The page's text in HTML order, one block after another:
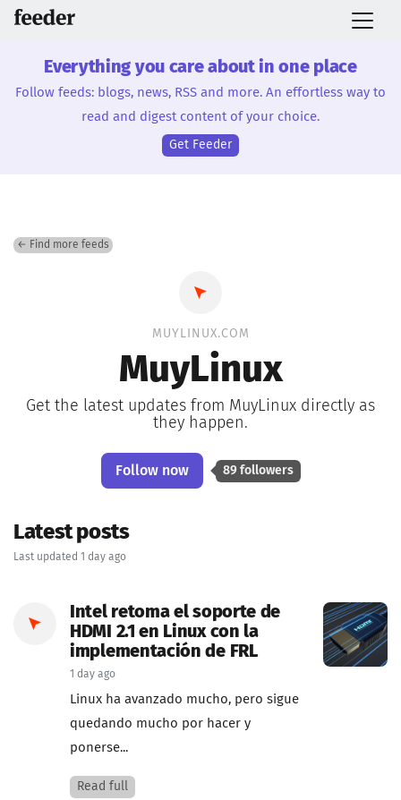
Everything you care about in one place
Follow feeds: blogs, news, RSS and more. An effortless way to
read and digest content of your choice.
Get Feeder
← Find more feeds
MUYLINUX.COM
MuyLinux
Get the latest updates from MuyLinux directly as
they happen.
Follow now 89 followers
Latest posts
Last updated 1 day ago
Intel retoma el soporte de
HDMI 2.1 en Linux con la
implementación de FRL
1 day ago
Linux ha avanzado mucho, pero sigue
quedando mucho por hacer y
ponerse...
Read full